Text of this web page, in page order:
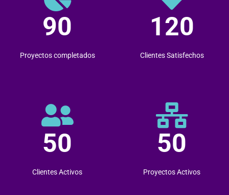
90
Proyectos completados
120
Clientes Satisfechos
50
Clientes Activos
50
Proyectos Activos